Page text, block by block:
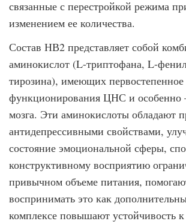
связанные с перестройкой режима
изменением ее количества.
Состав НВ2 представляет собой
аминокислот (L-триптофана, L-
тирозина), имеющих первостепенное
функционирования ЦНС и особенно
мозга. Эти аминокислоты обладают
анти­депрессивными свойствами,
состояние эмоциональной сферы,
конструктивному восприятию
привычном объеме питания,
воспринимать это как
комплексе повышают устойчи­вость к